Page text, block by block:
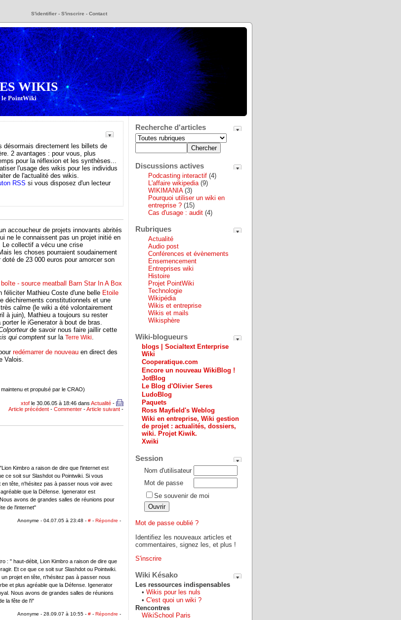
S'identifier - S'inscrire - Contact
WIKIS
le PointWiki
désormais directement les billets de
2 avantages : pour vous, plus
pour la réflexion et les synthèses...
l'usage des wikis pour les individus
de l'actualité des wikis.
si vous disposez d'un lecteur
accoucheur de projets innovants abrités
ne le connaissent pas un projet initié en
Le collectif a vécu une crise
les choses pourraient soudainement
de 23 000 euros pour amorcer son
Mathieu Coste d'une belle Etoile
déchirements constitutionnels et une
calme (le wiki a été volontairement
à juin), Mathieu a toujours su rester
le iGenerator à bout de bras.
de savoir nous faire jaillir cette
qui comptent sur la Terre Wiki.
redémarrer de nouveau en direct des
Valois.
maintenu et propulsé par le CRAO)
xtof le 30.06.05 à 18:46 dans Actualité -
Article précédent - Commenter -Article suivant -
Kimbro a raison de dire que l'internet est
ce soit sur Slashdot ou Pointwiki. Si vous
tête, n'hésitez pas à passer nous voir avec
que la Défense. Igenerator est
avons de grandes salles de réunions pour
de l'internet"
Anonyme - 04.07.05 à 23:48 - # - Répondre -
: " haut-débit, Lion Kimbro a raison de dire que
Et ce que ce soit sur Slashdot ou Pointwiki.
projet en tête, n'hésitez pas à passer nous
et plus agréable que la Défense. Igenerator
Nous avons de grandes salles de réunions
la fête de l'i"
Anonyme - 28.09.07 à 10:55 - # - Répondre -
Recherche d'articles
Discussions actives
Podcasting interactif (4)
L'affaire wikipedia(9)
WIKIMANIA(3)
Pourquoi utiliser un wiki en
entreprise ? (15)
Cas d'usage : audit (4)
Rubriques
Actualité
Audio post
Conférences et évènements
Ensemencement
Entreprises wiki
Histoire
Projet PointWiki
Technologie
Wikipédia
Wikis et entreprise
Wikis et mails
Wikisphère
Wiki-blogueurs
blogs | Socialtext Enterprise
Wiki
Cooperatique.com
Encore un nouveau WikiBlog !
JotBlog
Le Blog d'Olivier Seres
LudoBlog
Paquets
Ross Mayfield's Weblog
Wiki en entreprise, Wiki gestion
de projet : actualités, dossiers,
wiki. Projet Kiwik.
Xwiki
Session
Nom d'utilisateur
Mot de passe
Se souvenir de moi
Mot de passe oublié ?
Identifiez les nouveaux articles et
commentaires, signez les, et plus !
S'inscrire
Wiki Késako
Les ressources indispensables
•Wikis pour les nuls
•C'est quoi un wiki ?
Rencontres
WikiSchool Paris